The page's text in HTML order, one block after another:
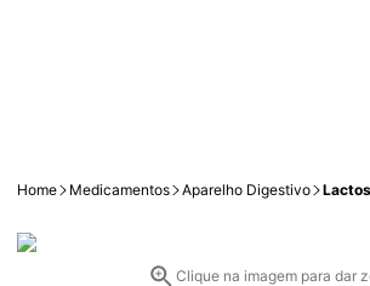
Home Medicamentos Aparelho Digestivo
Clique na imagem para dar